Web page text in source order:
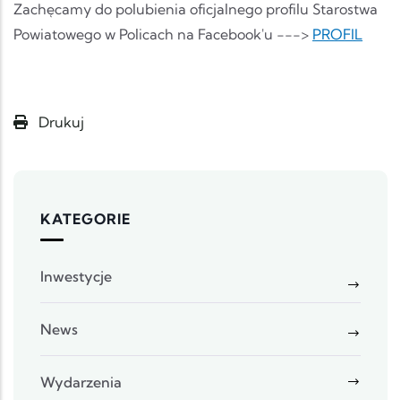
Zachęcamy do polubienia oficjalnego profilu Starostwa
Powiatowego w Policach na Facebook'u ---> PROFIL
Drukuj
KATEGORIE
Inwestycje
News
Wydarzenia